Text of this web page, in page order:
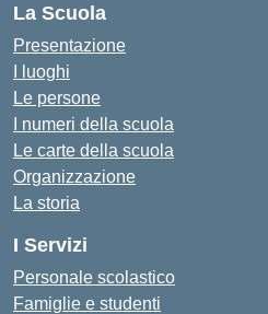
La Scuola
Presentazione
I luoghi
Le persone
I numeri della scuola
Le carte della scuola
Organizzazione
La storia
I Servizi
Personale scolastico
Famiglie e studenti